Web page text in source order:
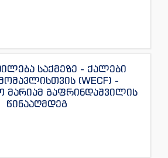
საქმეზე - ქალები
(WECF) -
მარიამ გაფრინდაშვილის
წინააღმდეგ